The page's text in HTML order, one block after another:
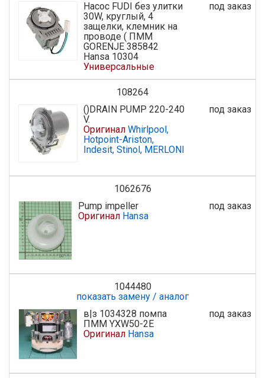
Насос FUDI без улитки
30W, круглый, 4
защелки, клемник на
проводе ( ПММ
GORENJE 385842
Hansa 10304
Универсальные
под заказ
108264
()DRAIN PUMP 220-240
V.
Оригинал Whirlpool,
Hotpoint-Ariston,
Indesit, Stinol, MERLONI
под заказ
1062676
Pump impeller
Оригинал Hansa
под заказ
1044480
показать замену / аналог
в|з 1034328 помпа
ПММ YXW50-2E
Оригинал Hansa
под заказ